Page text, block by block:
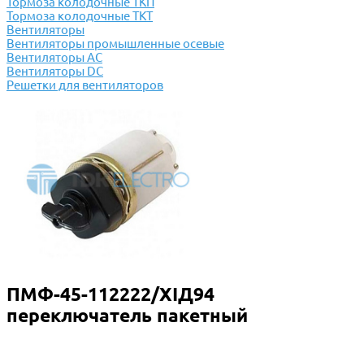
Тормоза колодочные ТКТ
Вентиляторы
Вентиляторы промышленные осевые
Вентиляторы АС
Вентиляторы DC
Решетки для вентиляторов
ПМФ-45-112222/XIД94
переключатель пакетный